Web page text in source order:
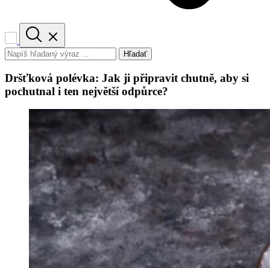
Hľadať
Dršťková polévka: Jak ji připravit chutně, aby si
pochutnal i ten největší odpůrce?